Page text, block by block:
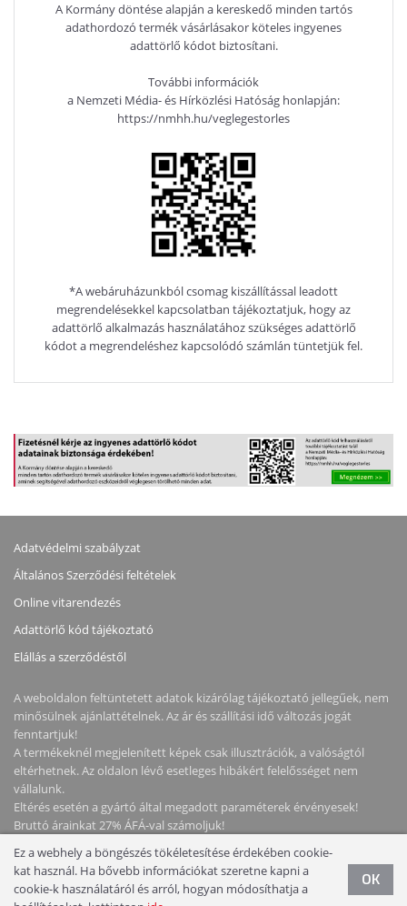
A Kormány döntése alapján a kereskedő minden tartós
adathordozó termék vásárlásakor köteles ingyenes
adattörlő kódot biztosítani.
További információk
a Nemzeti Média- és Hírközlési Hatóság honlapján:
https://nmhh.hu/veglegestorles
*A webáruházunkból csomag kiszállítással leadott
megrendelésekkel kapcsolatban tájékoztatjuk, hogy az
adattörlő alkalmazás használatához szükséges adattörlő
kódot a megrendeléshez kapcsolódó számlán tüntetjük fel.
Adatvédelmi szabályzat
Általános Szerződési feltételek
Online vitarendezés
Adattörlő kód tájékoztató
Elállás a szerződéstől
A weboldalon feltüntetett adatok kizárólag tájékoztató jellegűek, nem
minősülnek ajánlattételnek. Az ár és szállítási idő változás jogát
fenntartjuk!
A termékeknél megjelenített képek csak illusztrációk, a valóságtól
eltérhetnek. Az oldalon lévő esetleges hibákért felelősséget nem
vállalunk.
Eltérés esetén a gyártó által megadott paraméterek érvényesek!
Bruttó árainkat 27% ÁFÁ-val számoljuk!
Copyright © 2026 NotebookStore. Minden jog fenntartva!
Ez a webhely a böngészés tökéletesítése érdekében cookie-
kat használ. Ha bővebb információkat szeretne kapni a
cookie-k használatáról és arról, hogyan módosíthatja a
OK